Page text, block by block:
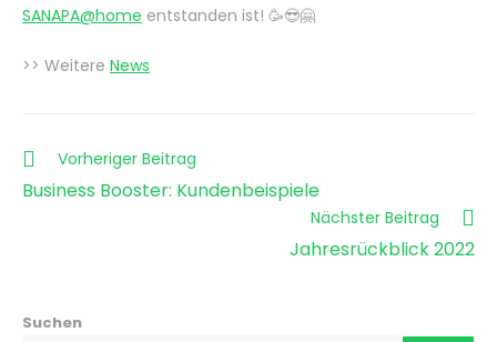
SANAPA@home entstanden ist! 🥳😎🤗
>> Weitere News
Weitere
Artikel
ansehen
Vorheriger Beitrag
Business Booster: Kundenbeispiele
Nächster Beitrag
Jahresrückblick 2022
Suchen